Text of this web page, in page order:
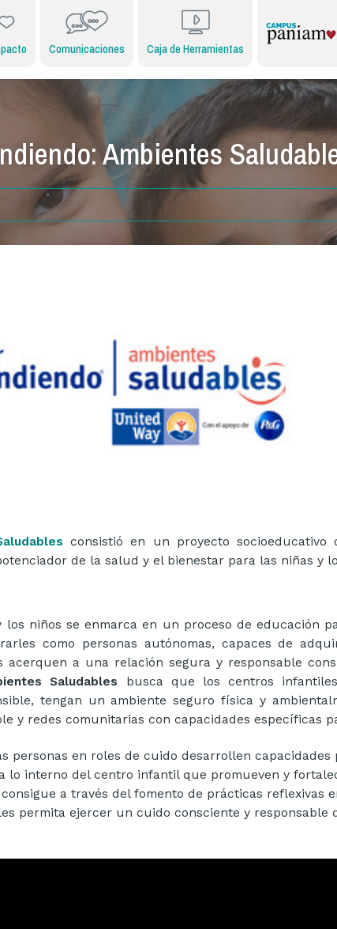
Comunicaciones Caja de Herramientas
Ambientes
consistió en un proyecto socioeducativo
de la salud y el bienestar para las niñas y
niños se enmarca en un proceso de educación
como personas autónomas, capaces de
a una relación segura y responsable
Saludables busca que los centros
tengan un ambiente seguro física y
y redes comunitarias con capacidades específicas
personas en roles de cuido desarrollen capacidades
lo interno del centro infantil que promueven y
a través del fomento de prácticas reflexivas
permita ejercer un cuido consciente y responsable